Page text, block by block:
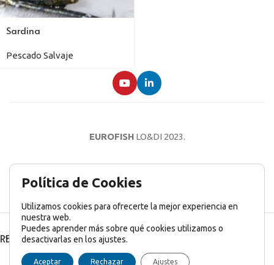
Sardina
Pescado Salvaje
EUROFISHLO&DI 2023.
AVISO LEGAL POLÍTICA DE PRIVACIDAD
RECENT POSTS
Política de Cookies
Utilizamos cookies para ofrecerte la mejor experiencia en
nuestra web.
Puedes aprender más sobre qué cookies utilizamos o
desactivarlas en los ajustes.
Aceptar Rechazar Ajustes
English Inglés) Français(Francés